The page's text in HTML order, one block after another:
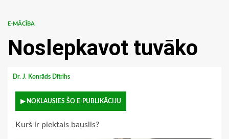
E-MĀCĪBA
Noslepkavot tuvāko
Dr. J. Konrāds Dītrihs
▶ NOKLAUSIES ŠO E-PUBLIKĀCIJU
Kurš ir piektais bauslis?